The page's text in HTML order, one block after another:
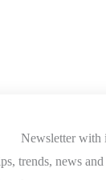
Newsletter with
trends, news